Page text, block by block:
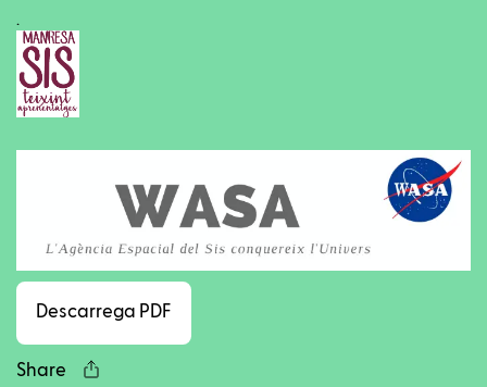
.
Descarrega PDF
Share
Facebook
Twitter
LinkedIn
WhatsApp
Reddit
Gmail